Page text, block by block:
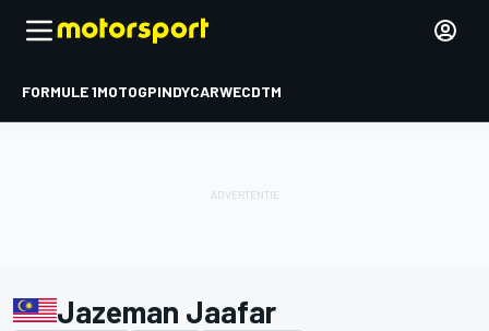
FORMULE 1MOTOGPINDYCARWECDTM
Jazeman Jaafar